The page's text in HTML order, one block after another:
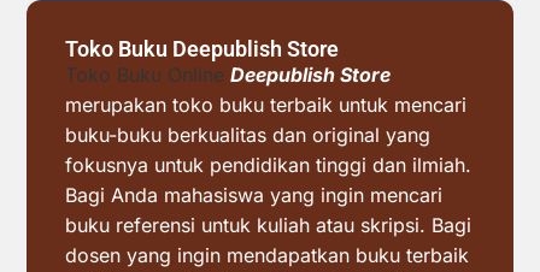
Toko Buku Deepublish Store
Toko Buku Online Deepublish Store
merupakan toko buku terbaik untuk mencari
buku-buku berkualitas dan original yang
fokusnya untuk pendidikan tinggi dan ilmiah.
Bagi Anda mahasiswa yang ingin mencari
buku referensi untuk kuliah atau skripsi. Bagi
dosen yang ingin mendapatkan buku terbaik